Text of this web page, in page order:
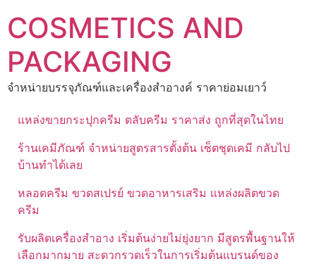
to
content
COSMETICS AND
PACKAGING
จำหน่ายบรรจุภัณฑ์และเครื่องสำอางค์ ราคาย่อมเยาว์
แหล่งขายกระปุกครีม ตลับครีม ราคาส่ง ถูกที่สุดในไทย
ร้านเคมีภัณฑ์ จำหน่ายสูตรสารตั้งต้น เซ็ตชุดเคมี กลับไป
บ้านทำได้เลย
หลอดครีม ขวดสเปรย์ ขวดอาหารเสริม แหล่งผลิตขวด
ครีม
รับผลิตเครื่องสำอาง เริ่มต้นง่ายไม่ยุ่งยาก มีสูตรพื้นฐานให้
เลือกมากมาย สะดวกรวดเร็วในการเริ่มต้นแบรนด์ของ